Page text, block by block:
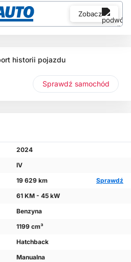
historii pojazdu
Sprawdź samochód
2024
IV
19 629 km
Sprawdź
61 KM - 45 kW
Benzyna
1199 cm³
Hatchback
Manualna
Zobacz